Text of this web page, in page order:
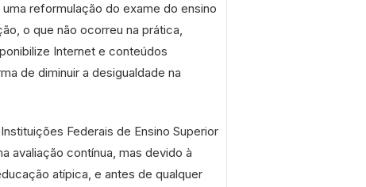
reformulação do exame do ensino
o que não ocorreu na prática,
Internet e conteúdos
de diminuir a desigualdade na
Federais de Ensino Superior
avaliação contínua, mas devido à
atípica, e antes de qualquer